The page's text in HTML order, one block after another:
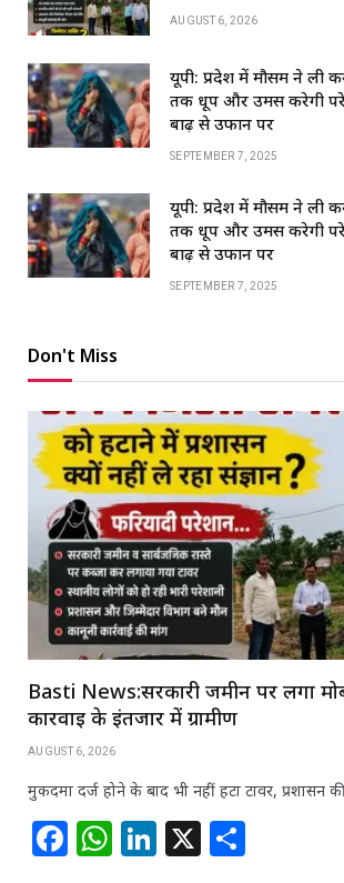
AUGUST 6, 2026
यूपी: प्रदेश में मौसम ने ली
तक धूप और उमस करेगी
बाढ़ से उफान पर
SEPTEMBER 7, 2025
यूपी: प्रदेश में मौसम ने ली
तक धूप और उमस करेगी
बाढ़ से उफान पर
SEPTEMBER 7, 2025
Don't Miss
Basti News:सरकारी जमीन पर लगा
कार्रवाई के इंतजार में ग्रामीण
AUGUST 6, 2026
मुकदमा दर्ज होने के बाद भी नहीं हटा टावर, प्रशासन
F W Li X